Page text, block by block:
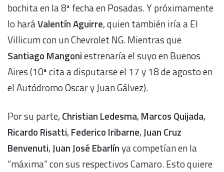
bochita en la 8ª fecha en Posadas. Y próximamente
lo haráValentín Aguirre, quien también iría a El
Villicum con un Chevrolet NG. Mientras que
Santiago Mangoniestrenaría el suyo en Buenos
Aires (10ª cita a disputarse el 17 y 18 de agosto en
el Autódromo Oscar y Juan Gálvez).
Por su parte, Christian Ledesma, Marcos Quijada,
Ricardo Risatti, Federico Iribarne,Juan Cruz
Benvenuti,Juan José Ebarlínya competían en la
“máxima” con sus respectivos Camaro. Esto quiere